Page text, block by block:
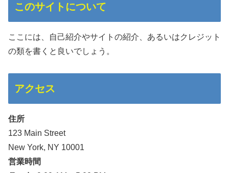
このサイトについて
ここには、自己紹介やサイトの紹介、あるいはクレジット
の類を書くと良いでしょう。
アクセス
住所
123 Main Street
New York, NY 10001
営業時間